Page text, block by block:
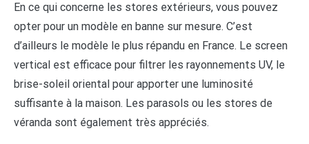
En ce qui concerne les stores extérieurs, vous pouvez
opter pour un modèle en banne sur mesure. C’est
d’ailleurs le modèle le plus répandu en France. Le screen
vertical est efficace pour filtrer les rayonnements UV, le
brise-soleil oriental pour apporter une luminosité
suffisante à la maison. Les parasols ou les stores de
véranda sont également très appréciés.